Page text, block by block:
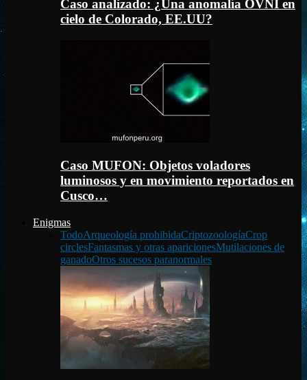
Caso analizado: ¿Una anomalía OVNI en
cielo de Colorado, EE.UU?
Caso MUFON: Objetos voladores
luminosos y en movimiento reportados en
Cusco…
Enigmas
TodoArqueología prohibidaCriptozoologíaCrop
circlesFantasmas y otras aparicionesMutilaciones de
ganadoOtros sucesos paranormales